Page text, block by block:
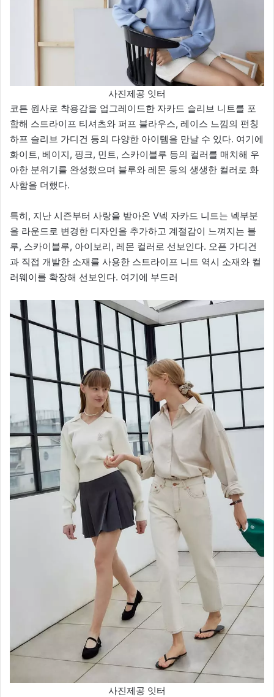
사진제공 잇터
코튼 원사로 착용감을 업그레이드한 자카드 슬리브 니트를 포
함해 스트라이프 티셔츠와 퍼프 블라우스, 레이스 느낌의 펀칭
하프 슬리브 가디건 등의 다양한 아이템을 만날 수 있다. 여기에
화이트, 베이지, 핑크, 민트, 스카이블루 등의 컬러를 매치해 우
아한 분위기를 완성했으며 블루와 레몬 등의 생생한 컬러로 화
사함을 더했다.
특히, 지난 시즌부터 사랑을 받아온 V넥 자카드 니트는 넥부분
을 라운드로 변경한 디자인을 추가하고 계절감이 느껴지는 블
루, 스카이블루, 아이보리, 레몬 컬러로 선보인다. 오픈 가디건
과 직접 개발한 소재를 사용한 스트라이프 니트 역시 소재와 컬
러웨이를 확장해 선보인다. 여기에 부드러
사진제공 잇터